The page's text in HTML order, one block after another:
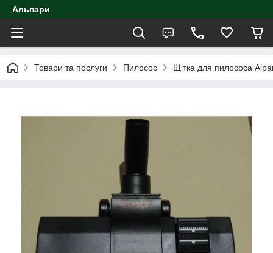
Альпари
Товари та послуги Пилосос Щітка для пилососа